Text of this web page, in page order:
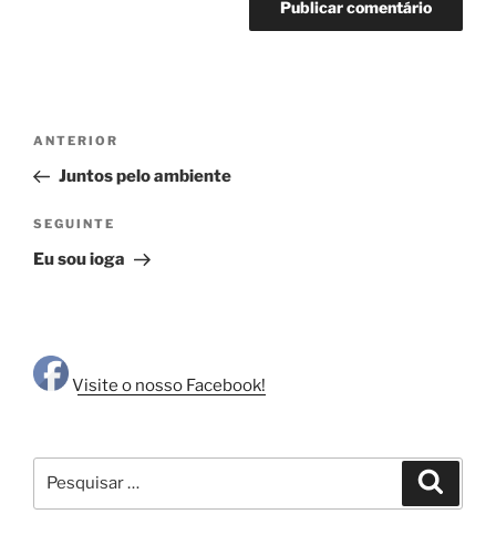
Navegação
artigos
Conteúdo
anterior
ANTERIOR
Juntos pelo ambiente
Conteúdo
seguinte
SEGUINTE
Eu sou ioga
Visite o nosso Facebook!
por: